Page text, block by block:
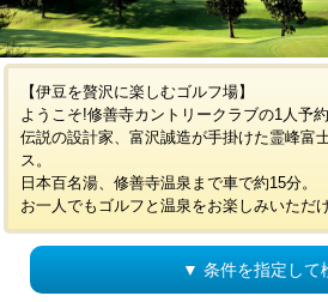
【伊豆を贅沢に楽しむゴルフ場】
ようこそ!修善寺カントリークラブの1人予約
伝説の設計家、富沢誠造が手掛けた霊峰富
ス。
日本百名湯、修善寺温泉まで車で約15分。
お一人でもゴルフと温泉をお楽しみいただ
▼ 条件を指定して